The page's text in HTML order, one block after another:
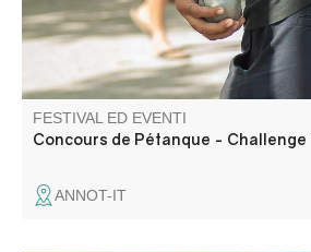
FESTIVAL ED EVENTI
Concours de Pétanque - Challenge
ANNOT-IT